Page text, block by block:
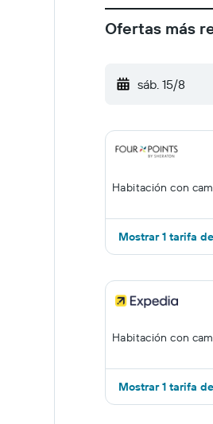
Ofertas más
sáb. 15/8
Habitación con
Mostrar 1 tarifa
Habitación con
Mostrar 1 tarifa